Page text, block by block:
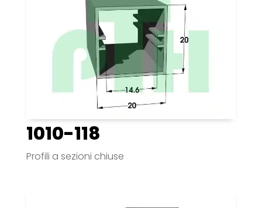
1010-118
Profili a sezioni chiuse